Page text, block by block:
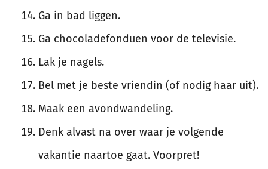
Ga in bad liggen.
Ga chocoladefonduen voor de televisie.
Lak je nagels.
Bel met je beste vriendin (of nodig haar uit).
Maak een avondwandeling.
Denk alvast na over waar je volgende
vakantie naartoe gaat. Voorpret!